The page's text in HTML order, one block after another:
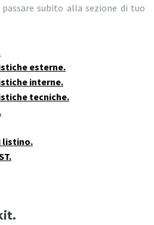
subito alla sezione di tuo
esterne.
interne.
tecniche.
listino.